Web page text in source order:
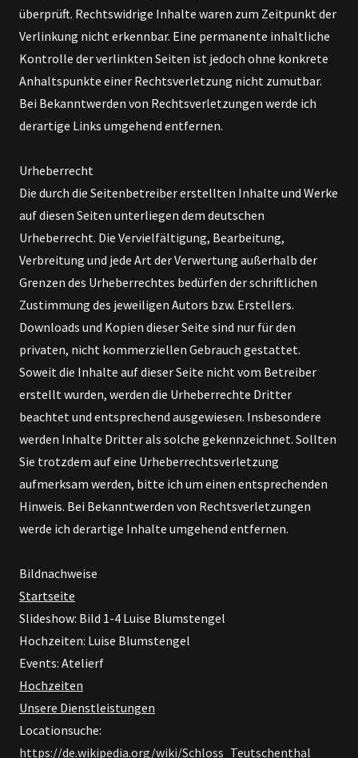
überprüft. Rechtswidrige Inhalte waren zum Zeitpunkt der
Verlinkung nicht erkennbar. Eine permanente inhaltliche
Kontrolle der verlinkten Seiten ist jedoch ohne konkrete
Anhaltspunkte einer Rechtsverletzung nicht zumutbar.
Bei Bekanntwerden von Rechtsverletzungen werde ich
derartige Links umgehend entfernen.
Urheberrecht
Die durch die Seitenbetreiber erstellten Inhalte und Werke
auf diesen Seiten unterliegen dem deutschen
Urheberrecht. Die Vervielfältigung, Bearbeitung,
Verbreitung und jede Art der Verwertung außerhalb der
Grenzen des Urheberrechtes bedürfen der schriftlichen
Zustimmung des jeweiligen Autors bzw. Erstellers.
Downloads und Kopien dieser Seite sind nur für den
privaten, nicht kommerziellen Gebrauch gestattet.
Soweit die Inhalte auf dieser Seite nicht vom Betreiber
erstellt wurden, werden die Urheberrechte Dritter
beachtet und entsprechend ausgewiesen. Insbesondere
werden Inhalte Dritter als solche gekennzeichnet. Sollten
Sie trotzdem auf eine Urheberrechtsverletzung
aufmerksam werden, bitte ich um einen entsprechenden
Hinweis. Bei Bekanntwerden von Rechtsverletzungen
werde ich derartige Inhalte umgehend entfernen.
Bildnachweise
Startseite
Slideshow: Bild 1-4 Luise Blumstengel
Hochzeiten: Luise Blumstengel
Events: Atelierf
Hochzeiten
Unsere Dienstleistungen
Locationsuche:
https://de.wikipedia.org/wiki/Schloss_Teutschenthal